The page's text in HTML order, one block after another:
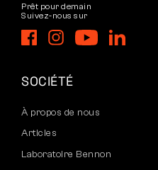
Prêt pour demain
Suivez-nous sur
SOCIÉTÉ
À propos de nous
Articles
Laboratoire Bennon